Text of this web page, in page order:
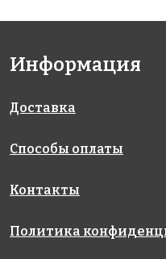
5454 руб./м²
327x327
7473
Информация
Доставка
Способы оплаты
Контакты
Политика